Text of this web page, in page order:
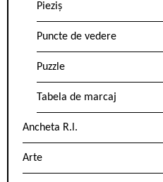
Pieziș
Puncte de vedere
Puzzle
Tabela de marcaj
Ancheta R.l.
Arte